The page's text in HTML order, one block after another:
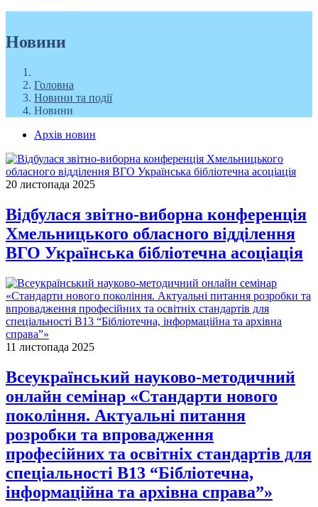
Новини
Головна
Новини та події
Новини
Архів новин
20 листопада 2025
Відбулася звітно-виборна конференція
Хмельницького обласного відділення
ВГО Українська бібліотечна асоціація
11 листопада 2025
Всеукраїнський науково-методичний
онлайн семінар «Стандарти нового
покоління. Актуальні питання
розробки та впровадження
професійних та освітніх стандартів для
спеціальності В13 “Бібліотечна,
інформаційна та архівна справа”»